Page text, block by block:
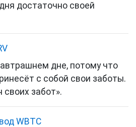
достаточно своей
дне, потому что
с собой свои заботы.
забот».
WBTC